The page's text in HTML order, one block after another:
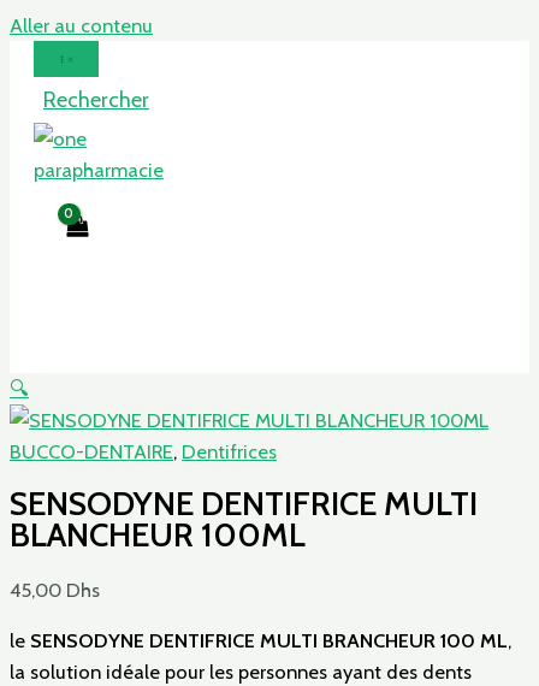
Aller au contenu
Rechercher
🔍
BUCCO-DENTAIRE, Dentifrices
SENSODYNE DENTIFRICE MULTI
BLANCHEUR 100ML
45,00 Dhs
le SENSODYNE DENTIFRICE MULTI BRANCHEUR 100 ML,
la solution idéale pour les personnes ayant des dents